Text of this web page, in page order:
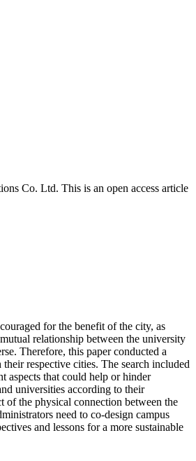
Co. Ltd. This is an open access article
for the benefit of the city, as
relationship between the university
Therefore, this paper conducted a
respective cities. The search included
aspects that could help or hinder
universities according to their
of the physical connection between the
need to co-design campus
and lessons for a more sustainable